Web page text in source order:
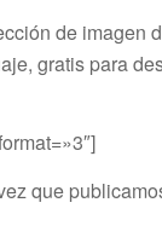
de imagen
gratis para
que